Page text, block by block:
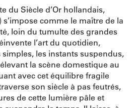
du Siècle d’Or hollandais,
s’impose comme le maître de la
loin du tumulte des grandes
l’art du quotidien,
les instants suspendus,
la scène domestique au
avec cet équilibre fragile
son siècle à pas feutrés,
de cette lumière pâle et